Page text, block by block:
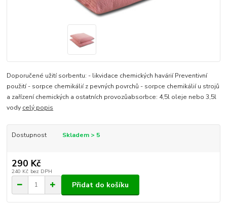
Doporučené užití sorbentu: - likvidace chemických havárií Preventivní
použití - sorpce chemikálií z pevných povrchů - sorpce chemikálií u strojů
a zařízení chemických a ostatních provozůabsorbce: 4,5l oleje nebo 3,5l
vody celý popis
Dostupnost Skladem > 5
290 Kč
240 Kč bez DPH
Přidat do košíku